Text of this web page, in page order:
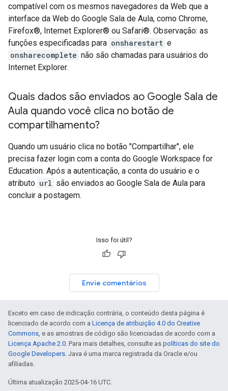
compatível com os mesmos navegadores da Web que a
interface da Web do Google Sala de Aula, como Chrome,
Firefox®, Internet Explorer® ou Safari®. Observação: as
funções especificadas para onsharestart e
onsharecomplete não são chamadas para usuários do
Internet Explorer.
Quais dados são enviados ao Google Sala de
Aula quando você clica no botão de
compartilhamento?
Quando um usuário clica no botão "Compartilhar", ele
precisa fazer login com a conta do Google Workspace for
Education. Após a autenticação, a conta do usuário e o
atributo url são enviados ao Google Sala de Aula para
concluir a postagem.
Isso foi útil?
Envie comentários
Exceto em caso de indicação contrária, o conteúdo desta página é
licenciado de acordo com a Licença de atribuição 4.0 do Creative
Commons, e as amostras de código são licenciadas de acordo com a
Licença Apache 2.0. Para mais detalhes, consulte as políticas do site do
Google Developers. Java é uma marca registrada da Oracle e/ou
afiliadas.
Última atualização 2025-04-16 UTC.